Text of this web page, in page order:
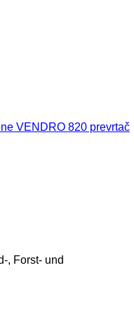
VENDRO 820 prevrtač
, Forst- und